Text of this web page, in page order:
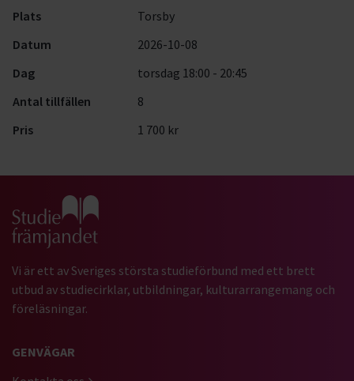
Plats
Torsby
Datum
2026-10-08
Dag
torsdag 18:00 - 20:45
Antal tillfällen
8
Pris
1 700 kr
Gå till studiefrämjandets startsida
Vi är ett av Sveriges största studieförbund med ett brett
utbud av studiecirklar, utbildningar, kulturarrangemang och
föreläsningar.
GENVÄGAR